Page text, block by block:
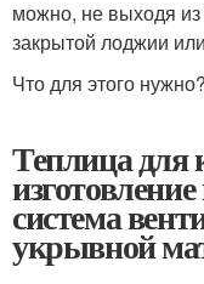
можно, не выходя
закрытой лоджии
Что для этого нужно?
Теплица для
система
укрывной